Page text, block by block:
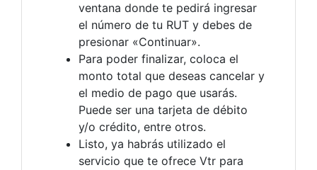
ventana donde te pedirá ingresar
el número de tu RUT y debes de
presionar «Continuar».
Para poder finalizar, coloca el
monto total que deseas cancelar y
el medio de pago que usarás.
Puede ser una tarjeta de débito
y/o crédito, entre otros.
Listo, ya habrás utilizado el
servicio que te ofrece Vtr para